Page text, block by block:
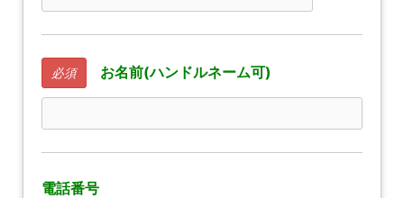
必須 お名前(ハンドルネーム可)
電話番号